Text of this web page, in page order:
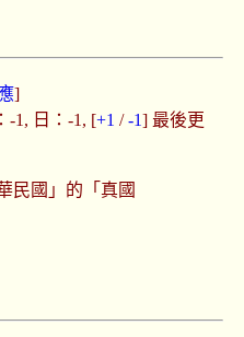
]
-1, 日：-1, [+1 /-1] 最後更
民國」的「真國